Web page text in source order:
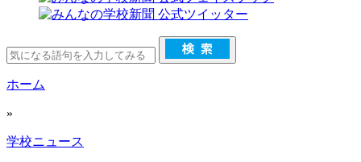
ホーム
»
学校ニュース